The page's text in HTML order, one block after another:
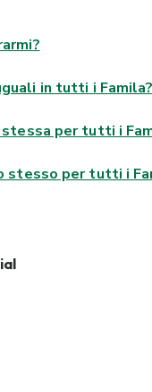
in tutti i Famila?
per tutti i
stesso per tutti i